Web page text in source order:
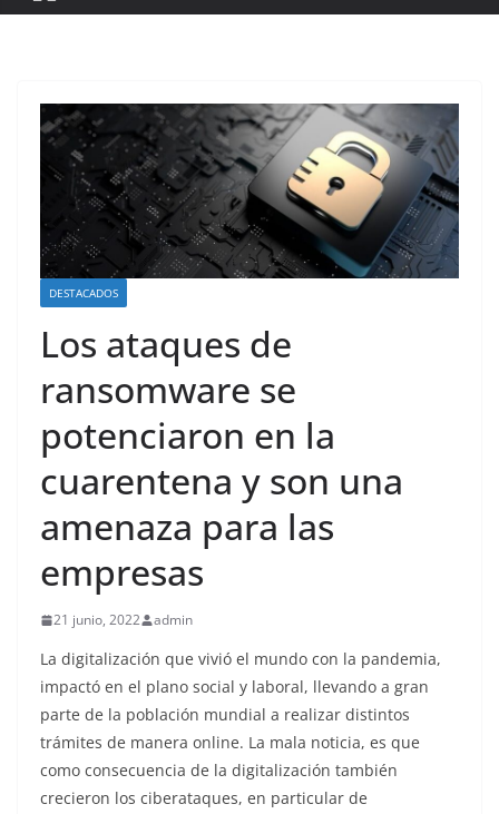
DESTACADOS
Los ataques de
ransomware se
potenciaron en la
cuarentena y son una
amenaza para las
empresas
21 junio, 2022 admin
La digitalización que vivió el mundo con la pandemia,
impactó en el plano social y laboral, llevando a gran
parte de la población mundial a realizar distintos
trámites de manera online. La mala noticia, es que
como consecuencia de la digitalización también
crecieron los ciberataques, en particular de